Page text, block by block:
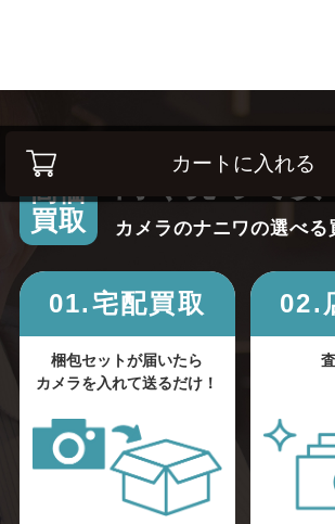
カートに入れる
高価
買取
カメラのナニワの選べる
01.宅配買取
梱包セットが届いたら
カメラを入れて送るだけ！
02.